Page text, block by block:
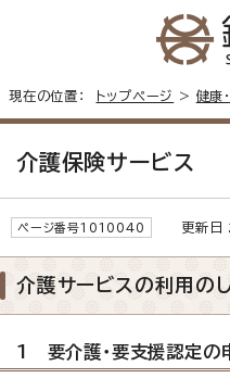
現在の位置： トップページ > 健康
介護保険サービス
ページ番号1010040 更新日
介護サービスの利用の
1 要介護・要支援認定の